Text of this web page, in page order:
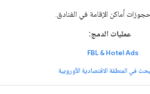
أماكن الإقامة في الفنادق.
عمليات الدمج:
FBL & Hotel Ads
في المنطقة الاقتصادية الأوروبية